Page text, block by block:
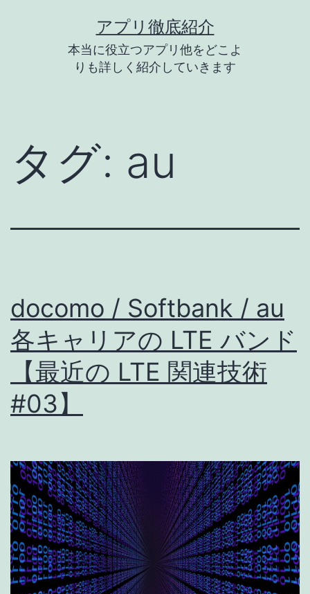
アプリ徹底紹介
本当に役立つアプリ他をどこよ
りも詳しく紹介していきます
タグ: au
docomo / Softbank / au
各キャリアの LTE バンド
【最近の LTE 関連技術
#03】